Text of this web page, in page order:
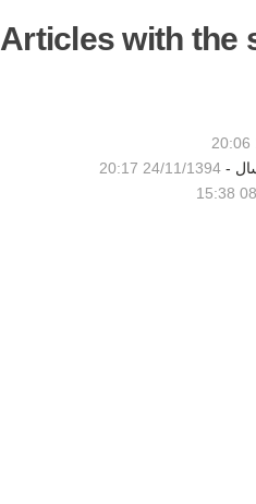
Articles with the
-
24/11/1394 20:17